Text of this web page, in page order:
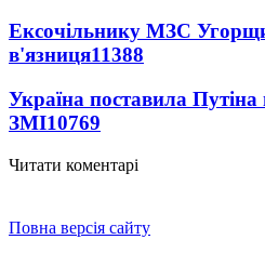
Ексочільнику МЗС
в'язниця11388
Україна поставила
ЗМІ10769
Читати коментарі
Повна версія сайту